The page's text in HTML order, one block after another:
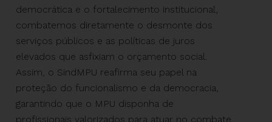
democrática e o fortalecimento institucional,
combatemos diretamente o desmonte dos
serviços públicos e as políticas de juros
elevados que asfixiam o orçamento social.
Assim, o SindMPU reafirma seu papel na
proteção do funcionalismo e da democracia,
garantindo que o MPU disponha de
profissionais valorizados para atuar no combate